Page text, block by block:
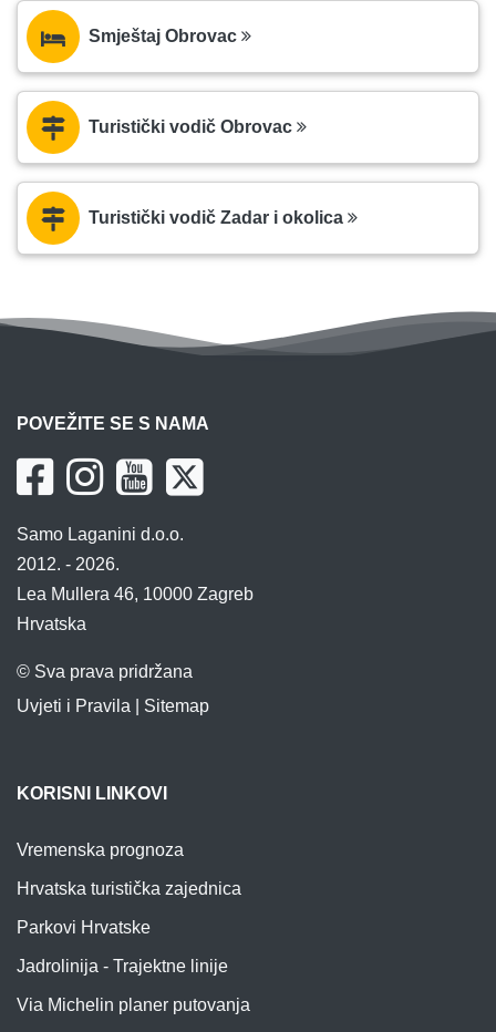
Smještaj Obrovac
Turistički vodič Obrovac
Turistički vodič Zadar i okolica
POVEŽITE SE S NAMA
Samo Laganini d.o.o.
2012. - 2026.
Lea Mullera 46, 10000 Zagreb
Hrvatska
© Sva prava pridržana
Uvjeti i Pravila
Sitemap
KORISNI LINKOVI
Vremenska prognoza
Hrvatska turistička zajednica
Parkovi Hrvatske
Jadrolinija - Trajektne linije
Via Michelin planer putovanja